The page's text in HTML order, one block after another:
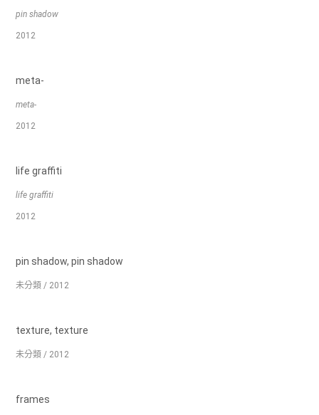
pin shadow
2012
meta-
meta-
2012
life graffiti
life graffiti
2012
pin shadow, pin shadow
未分類 / 2012
texture, texture
未分類 / 2012
frames